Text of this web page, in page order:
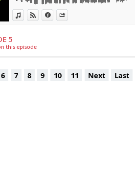
Chaque mois, il
platines du bar
Nataly K, Solto,
View in iTunes
View on Djpod
Information
5
this episode
6 7 8 9 10 11 Next Last